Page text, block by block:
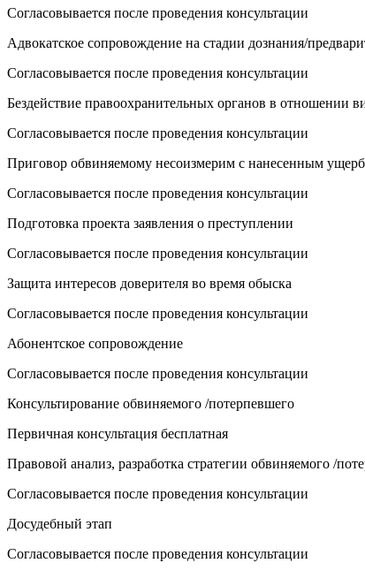
Согласовывается после проведения консультации
Адвокатское сопровождение на стадии дознания/
Согласовывается после проведения консультации
Бездействие правоохранительных органов в отношении
Согласовывается после проведения консультации
Приговор обвиняемому несоизмерим с нанесенным
Согласовывается после проведения консультации
Подготовка проекта заявления о преступлении
Согласовывается после проведения консультации
Защита интересов доверителя во время обыска
Согласовывается после проведения консультации
Абонентское сопровождение
Согласовывается после проведения консультации
Консультирование обвиняемого /потерпевшего
Первичная консультация бесплатная
Правовой анализ, разработка стратегии обвиняемого /
Согласовывается после проведения консультации
Досудебный этап
Согласовывается после проведения консультации